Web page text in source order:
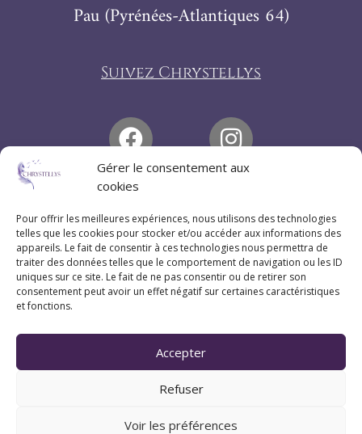
Gérer le consentement aux
cookies
Pour offrir les meilleures expériences, nous utilisons des technologies
telles que les cookies pour stocker et/ou accéder aux informations des
appareils. Le fait de consentir à ces technologies nous permettra de
traiter des données telles que le comportement de navigation ou les ID
uniques sur ce site. Le fait de ne pas consentir ou de retirer son
consentement peut avoir un effet négatif sur certaines caractéristiques
et fonctions.
Accepter
Refuser
Voir les préférences
Pau (Pyrénées-Atlantiques 64)
Suivez Chrystellys